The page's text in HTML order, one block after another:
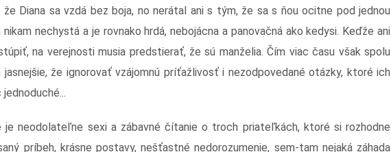
Diana sa vzdá bez boja, no nerátal ani s tým, že sa s ňou ocitne pod jednou
nechystá a je rovnako hrdá, nebojácna a panovačná ako kedysi. Keďže ani
na verejnosti musia predstierať, že sú manželia. Čím viac času však spolu
že ignorovať vzájomnú príťažlivosť i nezodpovedané otázky, ktoré ich
je neodolateľne sexi a zábavné čítanie o troch priateľkách, ktoré si rozhodne
príbeh, krásne postavy, nešťastné nedorozumenie, sem-tam nejaká záhada